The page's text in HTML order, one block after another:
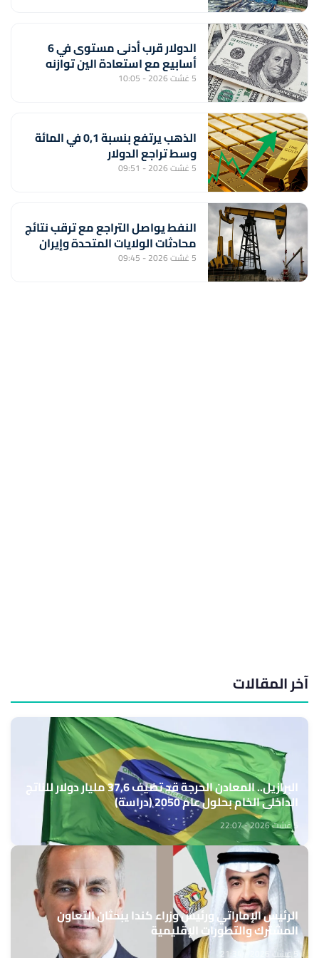
الدولار قرب أدنى مستوى في 6
أسابيع مع استعادة الين توازنه
5 غشت 2026 - 10:05
الذهب يرتفع بنسبة 0,1 في المائة
وسط تراجع الدولار
5 غشت 2026 - 09:51
النفط يواصل التراجع مع ترقب نتائج
محادثات الولايات المتحدة وإيران
5 غشت 2026 - 09:45
آخر المقالات
البرازيل.. المعادن الحرجة قد تضيف 37,6 مليار دولار للناتج
الداخلي الخام بحلول عام 2050 (دراسة)
5 غشت 2026 - 22:07
الرئيس الإماراتي ورئيس وزراء كندا يبحثان التعاون
المشترك والتطورات الإقليمية
5 غشت 2026 - 21:34